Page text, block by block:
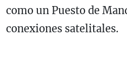
como un Puesto de
conexiones satelitales.